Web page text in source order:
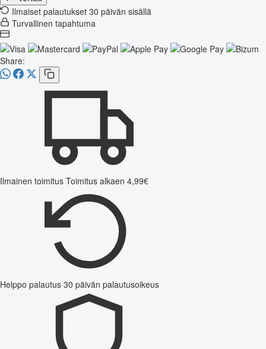
Ilmaiset palautukset 30 päivän sisällä
Turvallinen tapahtuma
Share:
Ilmainen toimitus Toimitus alkaen 4,99€
Helppo palautus 30 päivän palautusoikeus